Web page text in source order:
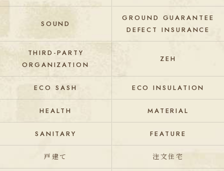
SOUND
GROUND GUARANTEE
DEFECT INSURANCE
THIRD-PARTY
ORGANIZATION
ZEH
ECO SASH ECO INSULATION
HEALTH MATERIAL
SANITARY FEATURE
戸建て 注文住宅